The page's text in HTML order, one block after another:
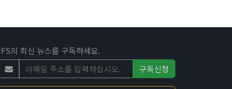
의 최신 뉴스를 구독하세요.
구독신청